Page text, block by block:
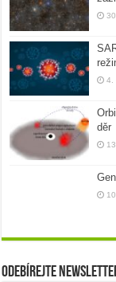
4.
děr
Odebírejte